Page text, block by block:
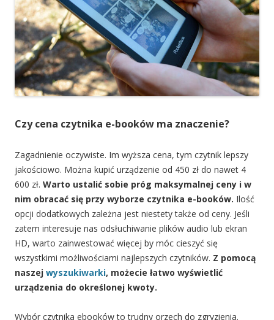
Czy cena czytnika e-booków ma znaczenie?
Zagadnienie oczywiste. Im wyższa cena, tym czytnik lepszy
jakościowo. Można kupić urządzenie od 450 zł do nawet 4
600 zł. Warto ustalić sobie próg maksymalnej ceny i w
nim obracać się przy wyborze czytnika e-booków. Ilość
opcji dodatkowych zależna jest niestety także od ceny. Jeśli
zatem interesuje nas odsłuchiwanie plików audio lub ekran
HD, warto zainwestować więcej by móc cieszyć się
wszystkimi możliwościami najlepszych czytników. Z pomocą
naszej wyszukiwarki, możecie łatwo wyświetlić
urządzenia do określonej kwoty.
Wybór czytnika ebooków to trudny orzech do zgryzienia.